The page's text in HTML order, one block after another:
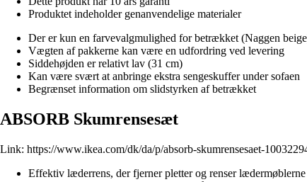
Produktet indeholder genanvendelige materialer
Der er kun en farvevalgmulighed for betrækket (Naggen
Vægten af pakkerne kan være en udfordring ved levering
Siddehøjden er relativt lav (31 cm)
Kan være svært at anbringe ekstra sengeskuffer under sofaen
Begrænset information om slidstyrken af betrækket
ABSORB Skumrensesæt
Link: https://www.ikea.com/dk/da/p/absorb-skumrensesaet-
Effektiv læderrens, der fjerner pletter og renser lædermøblerne